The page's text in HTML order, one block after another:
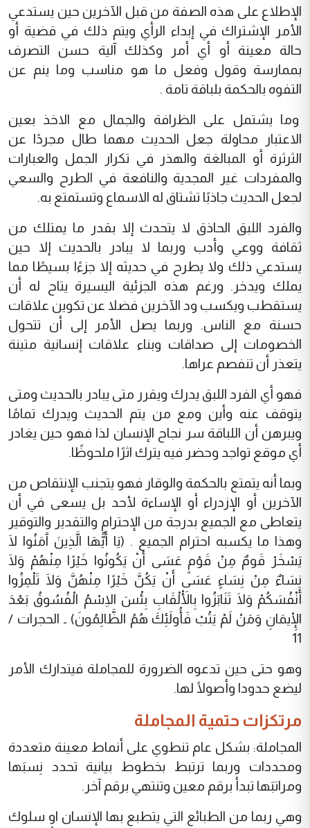
الإطلاع على هذه الصفة من قبل الآخرين حين يستدعي
الأمر الإشتراك في إبداء الرأي ويتم ذلك في قضية أو
حالة معينة أو أي أمر وكذلك آلية حسن التصرف
بممارسة وقول وفعل ما هو مناسب وما ينم عن
التفوه بالحكمة بلباقة تامة .
وما يشتمل على الظرافة والجمال مع الاخذ بعين
الاعتبار محاولة جعل الحديث مهما طال مجردًا عن
الثرثرة أو المبالغة والهذر في تكرار الجمل والعبارات
والمفردات غير المجدية والنافعة في الطرح والسعي
لجعل الحديث جاذبًا تشتاق له الاسماع وتستمتع به.
والفرد اللبق الحاذق لا يتحدث إلا بقدر ما يمتلك من
ثقافة ووعي وأدب وربما لا يبادر بالحديث إلا حين
يستدعي ذلك ولا يطرح في حديثه إلا جزءًا بسيطًا مما
يملك ويدخر. ورغم هذه الجزئية اليسيرة يتاح له أن
يستقطب ويكسب ود الآخرين فضلا عن تكوين علاقات
حسنة مع الناس. وربما يصل الأمر إلى أن تتحول
الخصومات إلى صداقات وبناء علاقات إنسانية متينة
يتعذر أن تنفصم عراها.
فهو أي الفرد اللبق يدرك ويقرر متى يبادر بالحديث ومتى
يتوقف عنه وأين ومع من يتم الحديث ويدرك تمامًا
ويبرهن أن اللباقة سر نجاح الإنسان لذا فهو حين يغادر
أي موقع تواجد وحضر فيه يترك اثرًا ملحوظًا.
وبما أنه يتمتع بالحكمة والوقار فهو يتجنب الإنتقاص من
الآخرين أو الإزدراء أو الإساءة لأحد بل يسعى في أن
يتعاطى مع الجميع بدرجة من الإحترام والتقدير والتوقير
وهذا ما يكسبه احترام الجميع . (يَا أَيُّهَا الَّذِينَ آَمَنُوا لَا
يَسْخَرْ قَومٌ مِنْ قَوْمٍ عَسَى أَنْ يَكُونُوا خَيْرًا مِنْهُمْ وَلَا
نِسَاءٌ مِنْ نِسَاءٍ عَسَى أَنْ يَكُنَّ خَيْرًا مِنْهُنَّ وَلَا تَلْمِزُوا
أَنْفُسَكُمْ وَلَا تَنَابَزُوا بِالْأَلْقَابِ بِئْسَ الِاسْمُ الْفُسُوقُ بَعْدَ
الْإِيمَانِ وَمَنْ لَمْ يَتُبْ فَأُولَئِكَ هُمُ الظَّالِمُونَ) ـ الحجرات /
11
وهو حتى حين تدعوه الضرورة للمجاملة فيتدارك الأمر
ليضع حدودا وأصولًا لها.
مرتكزات حتمية المجاملة
المجاملة: بشكل عام تنطوي على أنماط معينة متعددة
ومحددات وربما ترتبط بخطوط بيانية تحدد نِسبَها
ومراتبَها تبدأ برقم معين وتنتهي برقم آخر.
وهي ربما من الطبائع التي يتطبع بها الإنسان او سلوك